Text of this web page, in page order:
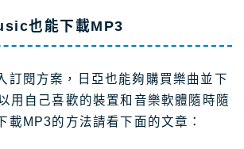
也能下載MP3
訂閱方案，日亞也能夠購買樂曲並下
用自己喜歡的裝置和音樂軟體隨時隨
載MP3的方法請看下面的文章：